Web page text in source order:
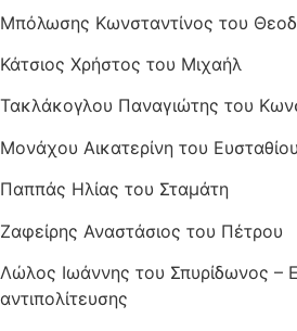
Μπόλωσης Κωνσταντίνος του
Κάτσιος Χρήστος του Μιχαήλ
Τακλάκογλου Παναγιώτης του
Μονάχου Αικατερίνη του Ευσταθίου
Παππάς Ηλίας του Σταμάτη
Ζαφείρης Αναστάσιος του Πέτρου
Λώλος Ιωάννης του Σπυρίδωνος –
αντιπολίτευσης